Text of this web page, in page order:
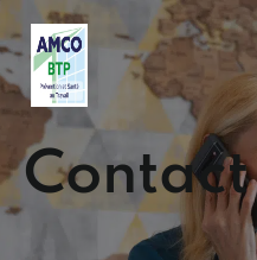
Contact